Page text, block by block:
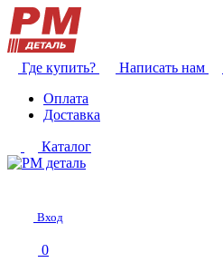
Где купить? Написать нам
Оплата
Доставка
Каталог
Вход
0